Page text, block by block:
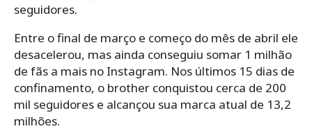
seguidores.
Entre o final de março e começo do mês de abril ele
desacelerou, mas ainda conseguiu somar 1 milhão
de fãs a mais no Instagram. Nos últimos 15 dias de
confinamento, o brother conquistou cerca de 200
mil seguidores e alcançou sua marca atual de 13,2
milhões.